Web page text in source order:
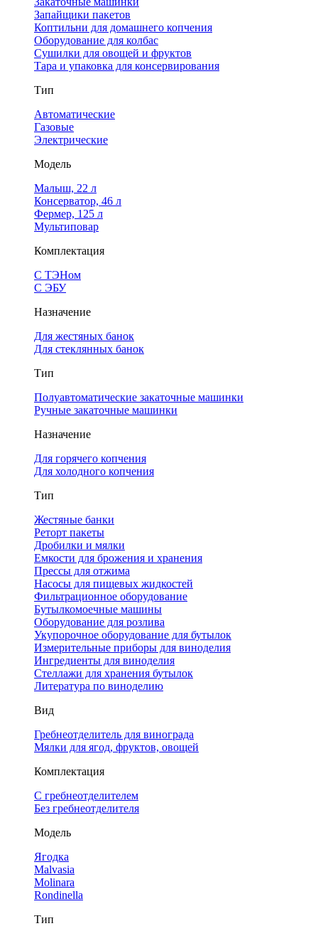
Запайщики пакетов
Коптильни для домашнего копчения
Оборудование для колбас
Сушилки для овощей и фруктов
Тара и упаковка для консервирования
Тип
Автоматические
Газовые
Электрические
Модель
Малыш, 22 л
Консерватор, 46 л
Фермер, 125 л
Мультиповар
Комплектация
С ТЭНом
С ЭБУ
Назначение
Для жестяных банок
Для стеклянных банок
Тип
Полуавтоматические закаточные машинки
Ручные закаточные машинки
Назначение
Для горячего копчения
Для холодного копчения
Тип
Жестяные банки
Реторт пакеты
Дробилки и мялки
Емкости для брожения и хранения
Прессы для отжима
Насосы для пищевых жидкостей
Фильтрационное оборудование
Бутылкомоечные машины
Оборудование для розлива
Укупорочное оборудование для бутылок
Измерительные приборы для виноделия
Ингредиенты для виноделия
Стеллажи для хранения бутылок
Литература по виноделию
Вид
Гребнеотделитель для винограда
Мялки для ягод, фруктов, овощей
Комплектация
С гребнеотделителем
Без гребнеотделителя
Модель
Ягодка
Malvasia
Molinara
Rondinella
Тип